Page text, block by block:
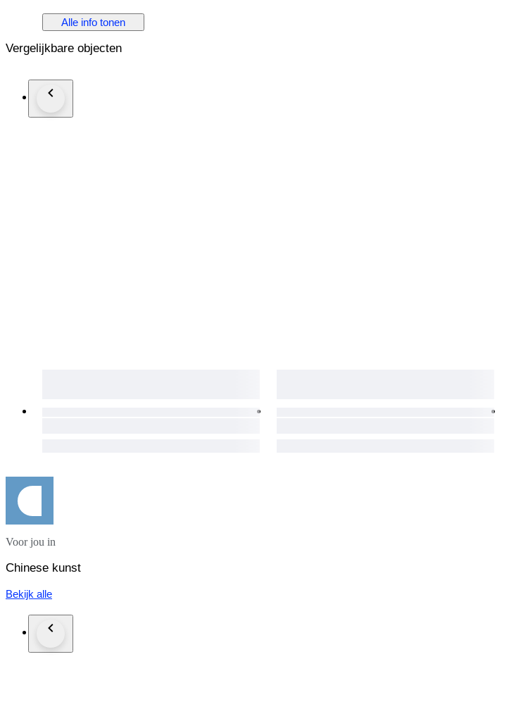
Conditie: glazuurlagen zijn afgebladderd. verder helemaal gaaf. Geen chips,haarlijn en/of restauratie.
Alle info tonen
Vergelijkbare objecten
Voor jou in
Chinese kunst
Bekijk alle